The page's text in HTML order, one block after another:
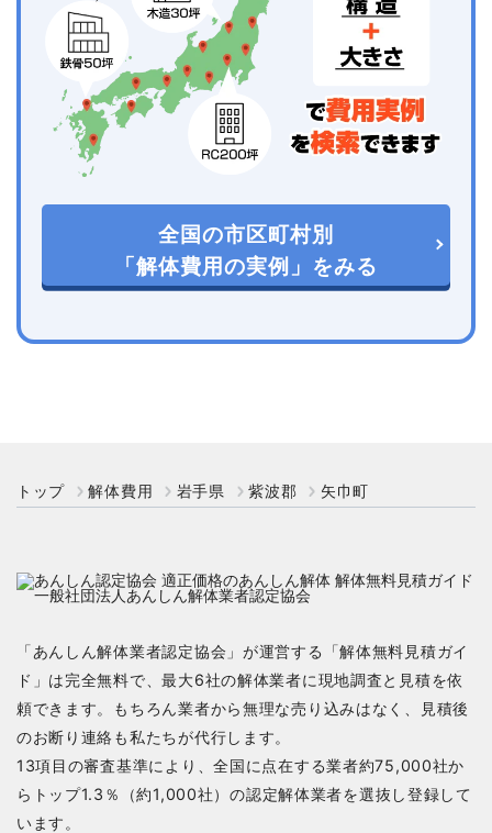
全国の市区町村別
「解体費用の実例」をみる
トップ 解体費用 岩手県 紫波郡 矢巾町
「あんしん解体業者認定協会」が運営する「解体無料見積ガイ
ド」は完全無料で、最大6社の解体業者に現地調査と見積を依
頼できます。もちろん業者から無理な売り込みはなく、見積後
のお断り連絡も私たちが代行します。
13項目の審査基準により、全国に点在する業者約75,000社か
らトップ1.3％（約1,000社）の認定解体業者を選抜し登録して
います。